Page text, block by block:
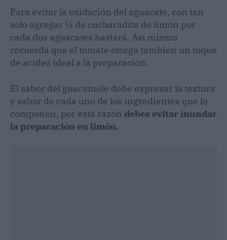
Para evitar la oxidación del aguacate, con tan
solo agregar ¼ de cucharadita de limón por
cada dos aguacates bastará. Así mismo
recuerda que el tomate otorga también un toque
de acidez ideal a la preparación.
El sabor del guacamole debe expresar la textura
y sabor de cada uno de los ingredientes que lo
componen, por esta razón debes evitar inundar
la preparación en limón.